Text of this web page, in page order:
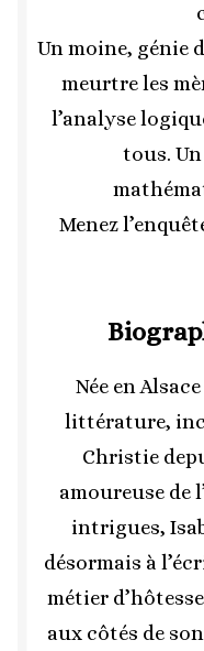
Un moine, génie
meurtre les
l’analyse
tous.
Menez
Née en
littérature,
Christie
amoureuse de
intrigues,
désormais à
métier
aux côtés de